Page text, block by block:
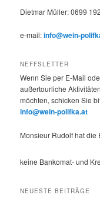
Dietmar Müller: 0699
e-mail:info@wein-
NEFFSLETTER
Wenn Sie per E-Mail
außertourliche
möchten, schicken Sie
info@wein-polifka.at
Monsieur Rudolf hat die
keine Bankomat- und
NEUESTE BEITRÄGE